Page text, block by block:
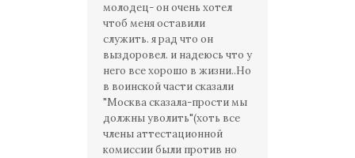
молодец- он очень хотел
чтоб меня оставили
служить. я рад что он
выздоровел. и надеюсь что у
него все хорошо в жизни..Но
в воинской части сказали
"Москва сказала-прости мы
должны уволить"(хоть все
члены аттестационной
комиссии были против но